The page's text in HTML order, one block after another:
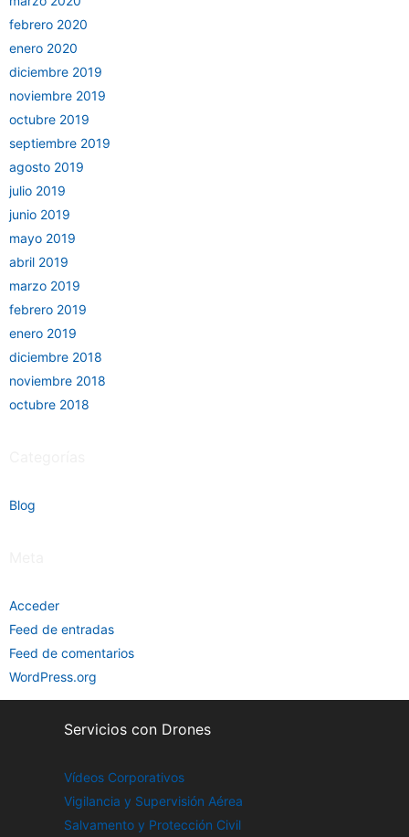
febrero 2020
enero 2020
diciembre 2019
noviembre 2019
octubre 2019
septiembre 2019
agosto 2019
julio 2019
junio 2019
mayo 2019
abril 2019
marzo 2019
febrero 2019
enero 2019
diciembre 2018
noviembre 2018
octubre 2018
Blog
Acceder
Feed de entradas
Feed de comentarios
WordPress.org
Servicios con Drones
Vídeos Corporativos
Vigilancia y Supervisión Aérea
Salvamento y Protección Civil